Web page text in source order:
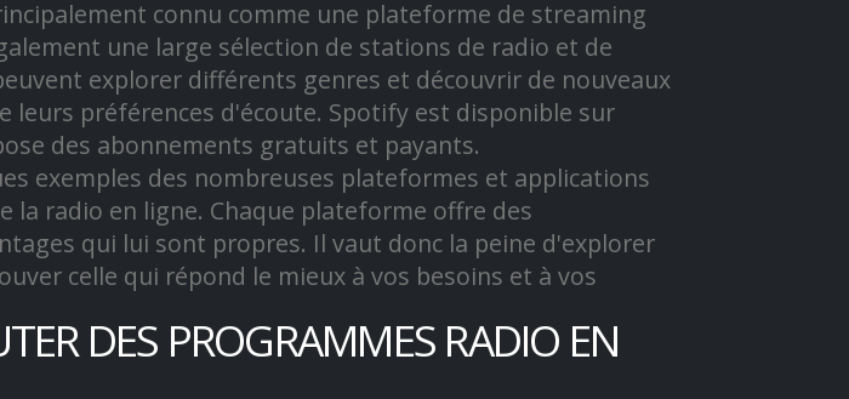
connu comme une plateforme de streaming
une large sélection de stations de radio et de
explorer différents genres et découvrir de nouveaux
leurs préférences d'écoute. Spotify est disponible sur
des abonnements gratuits et payants.
exemples des nombreuses plateformes et applications
la radio en ligne. Chaque plateforme offre des
qui lui sont propres. Il vaut donc la peine d'explorer
celle qui répond le mieux à vos besoins et à vos
DES PROGRAMMES RADIO EN